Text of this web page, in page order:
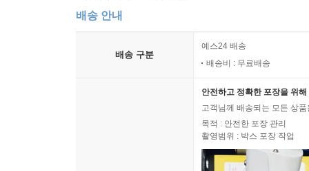
배송 안내
배송 구분
예스24 배송
배송비 : 무료배송
안전하고 정확한 포장을 위
고객님께 배송되는 모든 상
목적 : 안전한 포장 관리
촬영범위 : 박스 포장 작업